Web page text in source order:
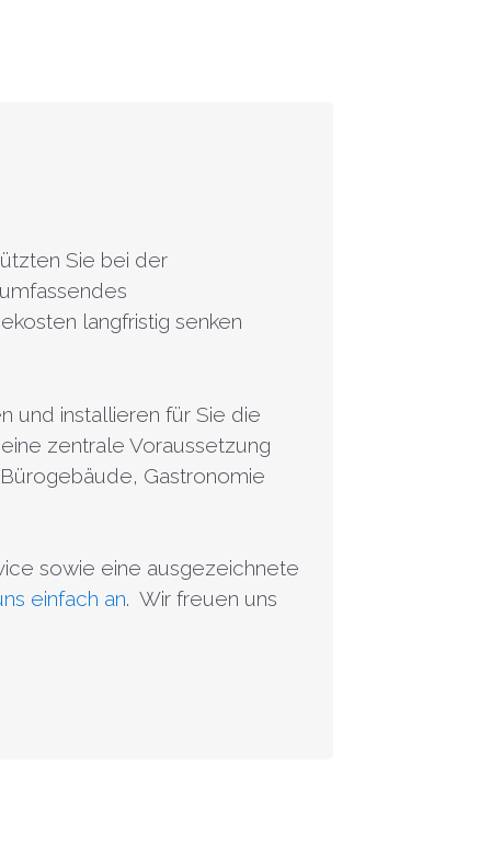
Sie bei der
langfristig senken
und installieren für Sie die
zentrale Voraussetzung
Gastronomie
sowie eine ausgezeichnete
einfach an. Wir freuen uns